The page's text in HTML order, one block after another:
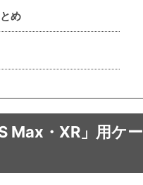
め
Max・XR」用ケー